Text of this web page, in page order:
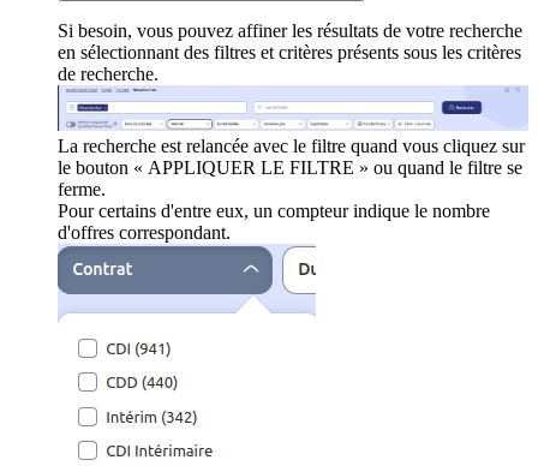
Si besoin, vous pouvez affiner les résultats de votre recherche
en sélectionnant des filtres et critères présents sous les critères
de recherche.
La recherche est relancée avec le filtre quand vous cliquez sur
le bouton « APPLIQUER LE FILTRE » ou quand le filtre se
ferme.
Pour certains d'entre eux, un compteur indique le nombre
d'offres correspondant.